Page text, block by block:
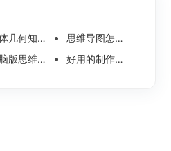
点思维导图模板分享 思维导图怎么画
思维导图怎么画简单又漂亮 内附精美模板案例分享
件哪个好？可离线编辑的思维导图工具盘点 好用的制作思维导图软件有哪些？五款高分思维导图工具盘点